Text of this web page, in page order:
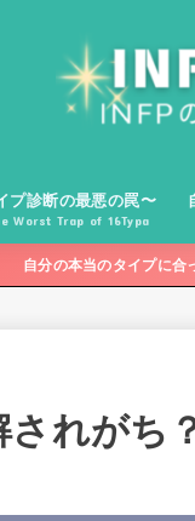
プ診断の最悪の罠〜
Worst Trap of 16Typa
自分の本当のタイプに合
れがち